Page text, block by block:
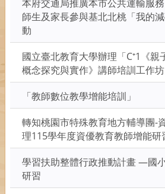
本府交通局推廣本市公共運輸服務
師生及家長參與基北北桃「我的
動
國立臺北教育大學辦理「C⁺1《親
概念探究與實作》講師培訓工作坊
「教師數位教學增能培訓」
轉知桃園市特殊教育地方輔導團-
理115學年度資優教育教師增能研
學習扶助整體行政推動計畫 —國
研習